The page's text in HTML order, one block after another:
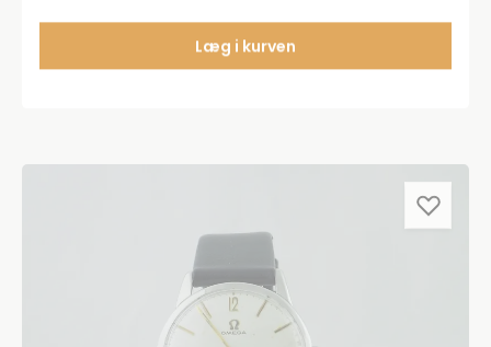
Læg i kurven